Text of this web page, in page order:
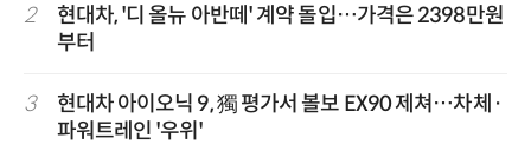
2
현대차, '디 올뉴 아반떼' 계약 돌입…가격은 2398만원
부터
3
현대차 아이오닉 9, 獨 평가서 볼보 EX90 제쳐…차체·
파워트레인 '우위'